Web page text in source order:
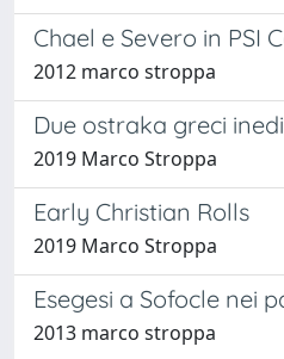
Chael e Severo in PSI
2012 marco stroppa
Due ostraka greci
2019 Marco Stroppa
Early Christian Rolls
2019 Marco Stroppa
Esegesi a Sofocle nei
2013 marco stroppa